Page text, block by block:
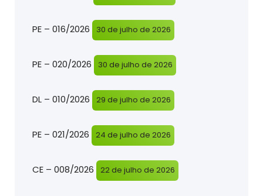
PE – 016/2026 30 de julho de 2026
PE – 020/2026 30 de julho de 2026
DL – 010/2026 29 de julho de 2026
PE – 021/2026 24 de julho de 2026
CE – 008/2026 22 de julho de 2026